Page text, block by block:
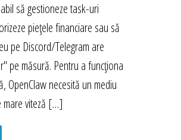
să gestioneze task-uri
piețele financiare sau să
pe Discord/Telegram are
pe măsură. Pentru a funcționa
OpenClaw necesită un mediu
mare viteză […]